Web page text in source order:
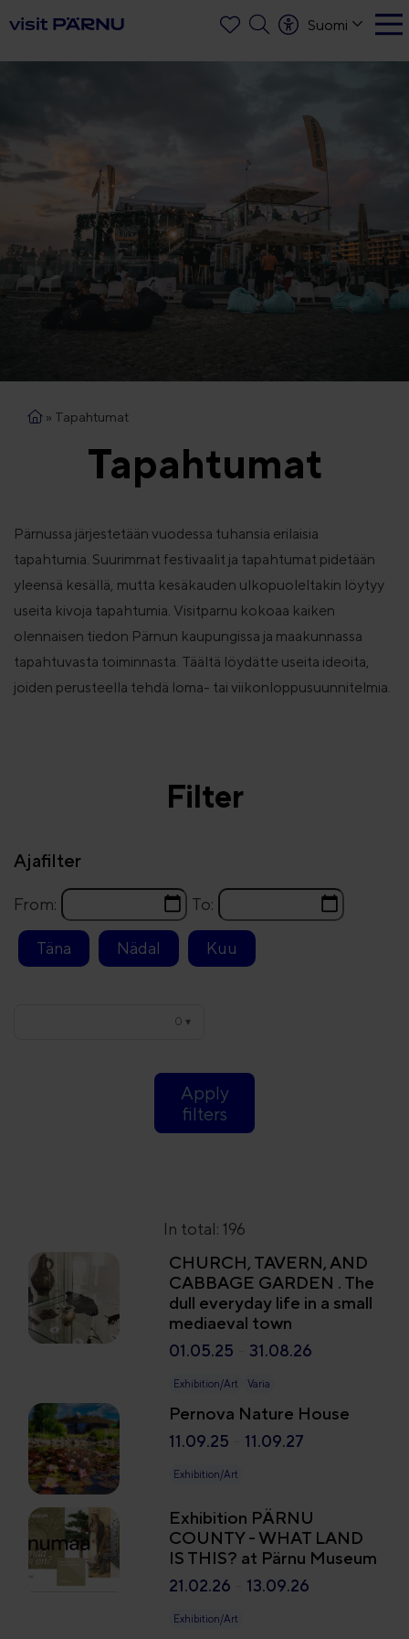
Suomi
» Tapahtumat
Tapahtumat
Pärnussa järjestetään vuodessa tuhansia erilaisia
tapahtumia. Suurimmat festivaalit ja tapahtumat pidetään
yleensä kesällä, mutta kesäkauden ulkopuoleltakin löytyy
useita kivoja tapahtumia. Visitparnu kokoaa kaiken
olennaisen tiedon Pärnun kaupungissa ja maakunnassa
tapahtuvasta toiminnasta. Täältä löydätte useita ideoita,
joiden perusteella tehdä loma- tai viikonloppusuunnitelmia.
Filter
Ajafilter
From: To:
Täna Nädal Kuu
0 ▾
Apply
filters
In total: 196
CHURCH, TAVERN, AND
CABBAGE GARDEN . The
dull everyday life in a small
mediaeval town
01.05.25 31.08.26
Exhibition/Art Varia
Pernova Nature House
11.09.25 11.09.27
Exhibition/Art
Exhibition PÄRNU
COUNTY - WHAT LAND
IS THIS? at Pärnu Museum
21.02.26 13.09.26
Exhibition/Art